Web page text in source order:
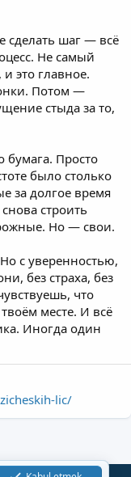
сделать шаг — всё
Не самый
это главное.
Потом —
стыда за то,
Просто
было столько
за долгое время
строить
Но — свои.
с уверенностью,
без страха, без
что
месте. И всё
Иногда один
lic/